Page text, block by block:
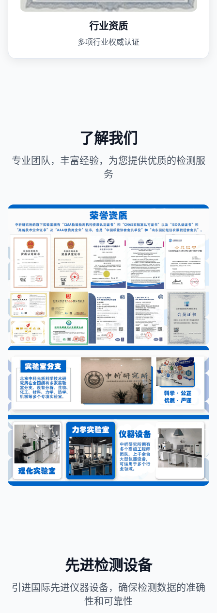
行业资质
多项行业权威认证
了解我们
专业团队，丰富经验，为您提供优质的检测服
务
先进检测设备
引进国际先进仪器设备，确保检测数据的准确
性和可靠性